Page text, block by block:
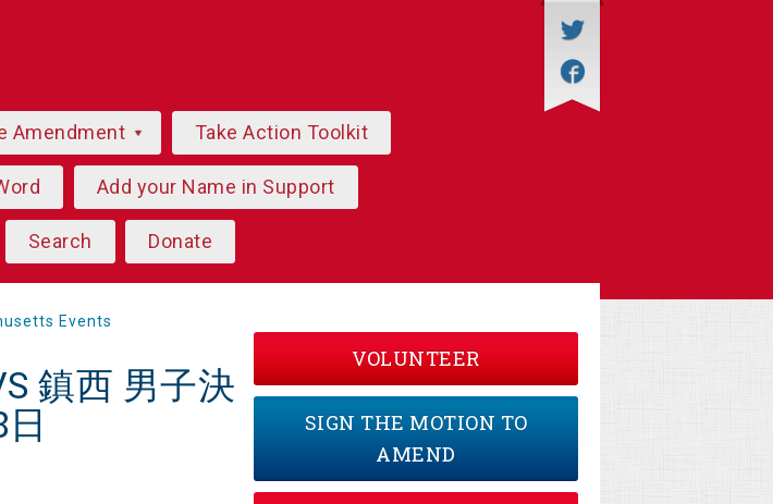
Amendment Take Action Toolkit
Add your Name in Support
Search Donate
Events
鎮西 男子決
VOLUNTEER
SIGN THE MOTION TO
AMEND